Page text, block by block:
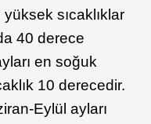
sıcaklıklar
40 derece
en soğuk
10 derecedir.
Eylül ayları